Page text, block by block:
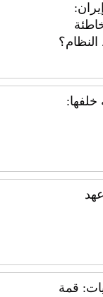
خلفها:
قمة